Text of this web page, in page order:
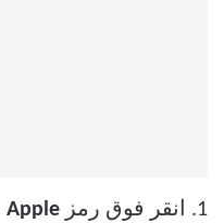
1. انقر فوق رمز Apple